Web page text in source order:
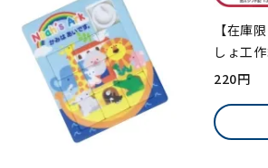
【在庫
しょ工
220円